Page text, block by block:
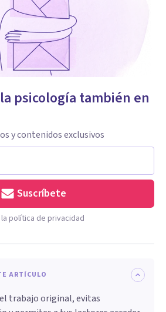
psicología también en
y contenidos exclusivos
Suscríbete
política de privacidad
ARTÍCULO
trabajo original, evitas